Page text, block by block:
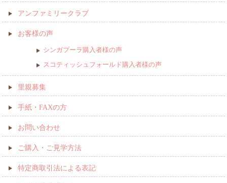
アンファミリークラブ
お客様の声
シンガプーラ購入者様の声
スコティッシュフォールド購入者様の声
里親募集
手紙・FAXの方
お問い合わせ
ご購入・ご見学方法
特定商取引法による表記